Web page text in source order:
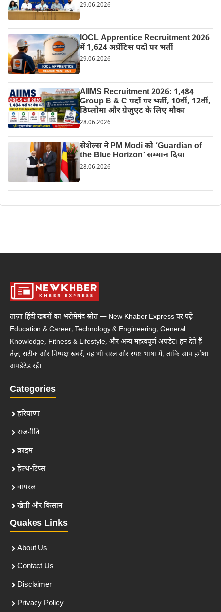
29.06.2026
IOCL Apprentice Recruitment 2026
में 1,624 अप्रेंटिस पदों पर भर्ती
29.06.2026
AIIMS Recruitment 2026: 1,484
Group B & C पदों पर भर्ती, 10वीं, 12वीं,
डिप्लोमा और ग्रेजुएट के लिए मौका
28.06.2026
सेशेल्स ने PM Modi को ‘Guardian of
the Blue Horizon’ सम्मान दिया
28.06.2026
ताज़ा हिंदी खबरों का भरोसेमंद स्रोत — New Khaber Express पर पढ़ें
Education & Career, Technology & Engineering, General
Knowledge, Fitness & Lifestyle, और अन्य महत्वपूर्ण अपडेट। हम देते हैं
तेज़, सटीक और निष्पक्ष खबरें, वह भी सरल और स्पष्ट भाषा में, ताकि आप हमेशा
अपडेटेड रहें।
Categories
हरियाणा
राजनीति
क्राइम
हेल्थ-टिप्स
वायरल
खेती और किसान
Quakes Links
About Us
Contact Us
Disclaimer
Privacy Policy